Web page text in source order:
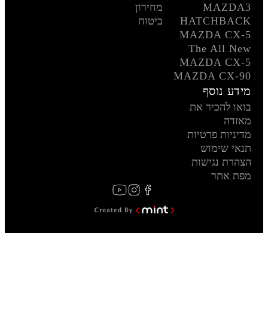
MAZDA3
HATCHBACK
MAZDA CX-5
The All New
MAZDA CX-5
MAZDA CX-90
מחירון
ביטוח
מידע נוסף
בואו להכיר את
מאזדה
מדיניות פרטיות
תנאי שימוש
הצהרת נגישות
מפת אתר